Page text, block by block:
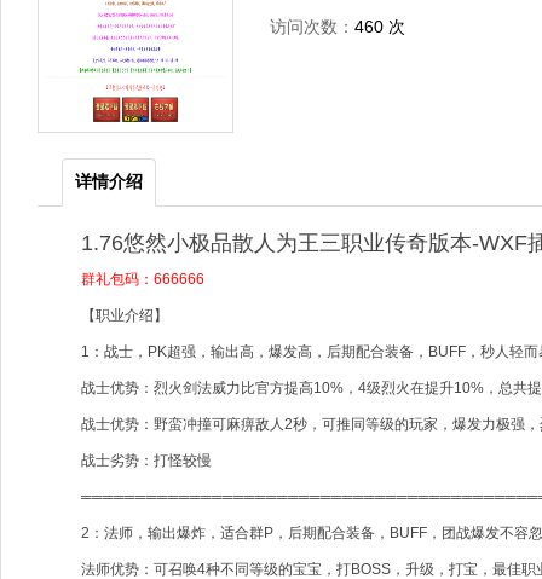
访问次数： 460 次
详情介绍
1.76悠然小极品散人为王三职业传奇版本-WXF
群礼包码：666666
【职业介绍】
1：战士，PK超强，输出高，爆发高，后期配合装备，BUFF，秒人轻而
战士优势：烈火剑法威力比官方提高10%，4级烈火在提升10%，总共
战士优势：野蛮冲撞可麻痹敌人2秒，可推同等级的玩家，爆发力极强
战士劣势：打怪较慢
2：法师，输出爆炸，适合群P，后期配合装备，BUFF，团战爆发不容
法师优势：可召唤4种不同等级的宝宝，打BOSS，升级，打宝，最佳职